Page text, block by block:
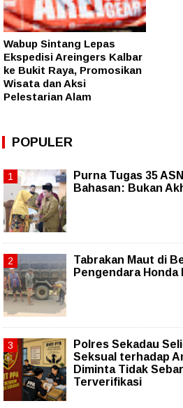
Wabup Sintang Lepas
Ekspedisi Areingers Kalbar
ke Bukit Raya, Promosikan
Wisata dan Aksi
Pelestarian Alam
POPULER
Purna Tugas 35
Bahasan: Bukan
Tabrakan Maut di
Pengendara Honda
Polres Sekadau
Seksual terhadap
Diminta Tidak
Terverifikasi